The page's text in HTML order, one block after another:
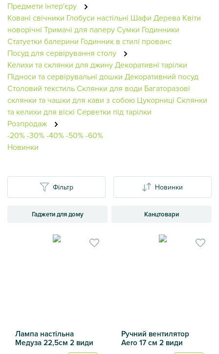
Фільтр Новинки
Гаджети для дому Канцтовари
Лампа настільна
Медуза 22,5см 2 види
Ручний вентилятор
Aero 17 см 2 види
Предмети інтер'єру
Ковані свічники Глобуси настільні Шафи Дерева Квіти
новорічні Тримачі для паперуСумки Годинники
Статуетки балерини Годинник в стилі прованс
Посуд для сервірування столу
Келихи та склянки для джинуДекоративні тарілки
Підноси та сервірувальні дошки Декоративний посуд
Столовий текстильСклянки для води Багаторазові
склянки та чашки для кави з собою Цукорниці Склянки
та келихи для віскі Серветки під тарілки
Розпродаж
-20%-30%-40%-50%-60%
Новинки